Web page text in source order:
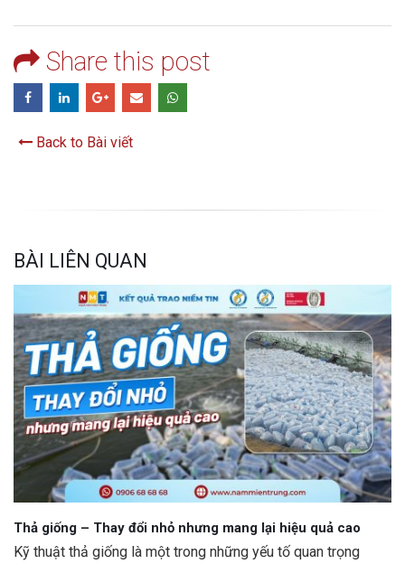
Share this post
Back to Bài viết
BÀI LIÊN QUAN
Thả giống – Thay đổi nhỏ nhưng mang lại hiệu quả cao
Kỹ thuật thả giống là một trong những yếu tố quan trọng